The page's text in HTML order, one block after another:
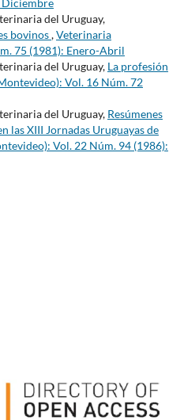
Diciembre
del Uruguay,
bovinos,Veterinaria
75 (1981): Enero-Abril
del Uruguay, La profesión
Vol. 16 Núm. 72
del Uruguay, Resúmenes
las XIII Jornadas Uruguayas de
Vol. 22 Núm. 94 (1986):